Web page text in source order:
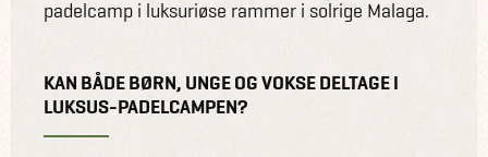
padelcamp i luksuriøse rammer i solrige Malaga.
KAN BÅDE BØRN, UNGE OG VOKSE DELTAGE I
LUKSUS-PADELCAMPEN?